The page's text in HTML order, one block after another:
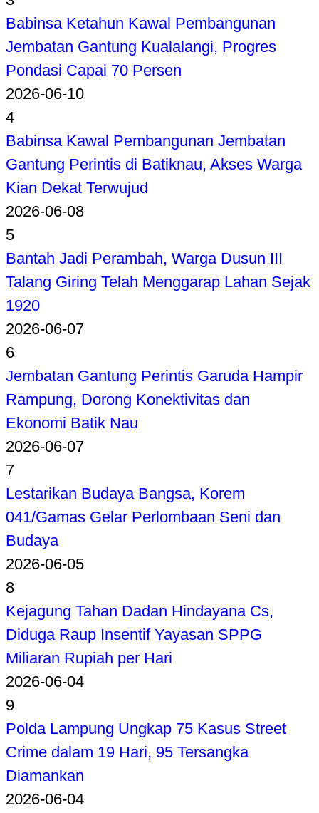
Babinsa Ketahun Kawal Pembangunan
Jembatan Gantung Kualalangi, Progres
Pondasi Capai 70 Persen
2026-06-10
4
Babinsa Kawal Pembangunan Jembatan
Gantung Perintis di Batiknau, Akses Warga
Kian Dekat Terwujud
2026-06-08
5
Bantah Jadi Perambah, Warga Dusun III
Talang Giring Telah Menggarap Lahan Sejak
1920
2026-06-07
6
Jembatan Gantung Perintis Garuda Hampir
Rampung, Dorong Konektivitas dan
Ekonomi Batik Nau
2026-06-07
7
Lestarikan Budaya Bangsa, Korem
041/Gamas Gelar Perlombaan Seni dan
Budaya
2026-06-05
8
Kejagung Tahan Dadan Hindayana Cs,
Diduga Raup Insentif Yayasan SPPG
Miliaran Rupiah per Hari
2026-06-04
9
Polda Lampung Ungkap 75 Kasus Street
Crime dalam 19 Hari, 95 Tersangka
Diamankan
2026-06-04